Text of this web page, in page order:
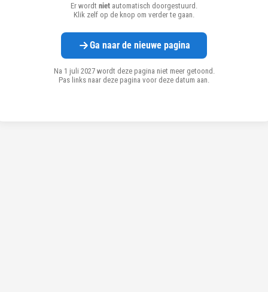
Er wordt niet automatisch doorgestuurd.
Klik zelf op de knop om verder te gaan.
Ga naar de nieuwe pagina
Na 1 juli 2027 wordt deze pagina niet meer getoond.
Pas links naar deze pagina voor deze datum aan.